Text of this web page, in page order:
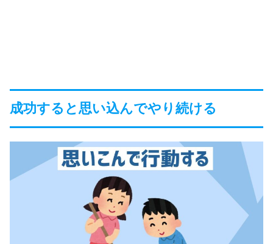
成功すると思い込んでやり続ける